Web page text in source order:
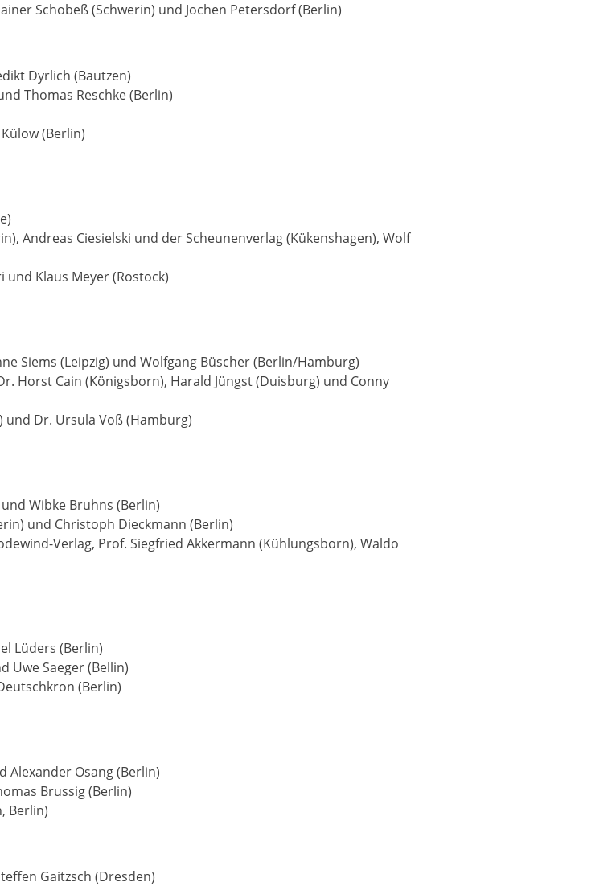
Schobeß (Schwerin) und Jochen Petersdorf (Berlin)
Dyrlich (Bautzen)
Thomas Reschke (Berlin)
(Berlin)
Andreas Ciesielski und der Scheunenverlag (Kükenshagen), Wolf
und Klaus Meyer (Rostock)
Siems (Leipzig) und Wolfgang Büscher (Berlin/Hamburg)
Horst Cain (Königsborn), Harald Jüngst (Duisburg) und Conny
und Dr. Ursula Voß (Hamburg)
Wibke Bruhns (Berlin)
und Christoph Dieckmann (Berlin)
Verlag, Prof. Siegfried Akkermann (Kühlungsborn), Waldo
Lüders (Berlin)
Uwe Saeger (Bellin)
(Berlin)
Alexander Osang (Berlin)
Brussig (Berlin)
Berlin)
Gaitzsch (Dresden)